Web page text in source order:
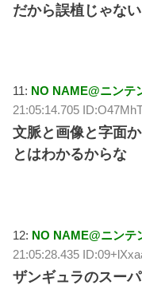
だから誤植じゃない
11: NO NAME@ニンテ
21:05:14.705
文脈と画像と字面
とはわかるからな
12: NO NAME@ニンテ
21:05:28.435
ザンギュラのスー